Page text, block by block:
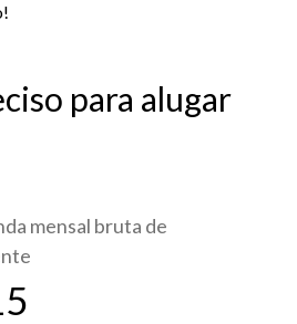
para alugar
mensal bruta de